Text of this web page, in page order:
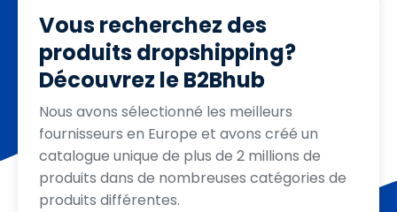
Vous recherchez des
produits dropshipping?
Découvrez le B2Bhub
Nous avons sélectionné les meilleurs
fournisseurs en Europe et avons créé un
catalogue unique de plus de 2 millions de
produits dans de nombreuses catégories de
produits différentes.